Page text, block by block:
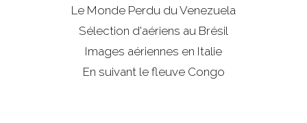
Le Monde Perdu du Venezuela
Sélection d'aériens au Brésil
Images aériennes en Italie
En suivant le fleuve Congo